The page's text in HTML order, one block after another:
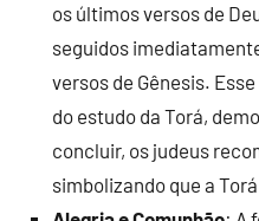
os últimos versos de
seguidos
versos de Gênesis.
do estudo da Torá,
concluir, os judeus
simbolizando que a